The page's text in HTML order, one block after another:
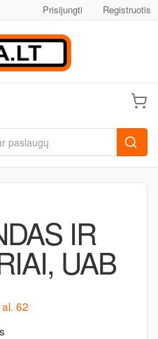
Prisijungti Registruotis
IR
UAB
62